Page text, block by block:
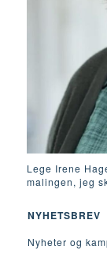
Lege Irene
malingen, jeg
NYHETSBREV
Nyheter og